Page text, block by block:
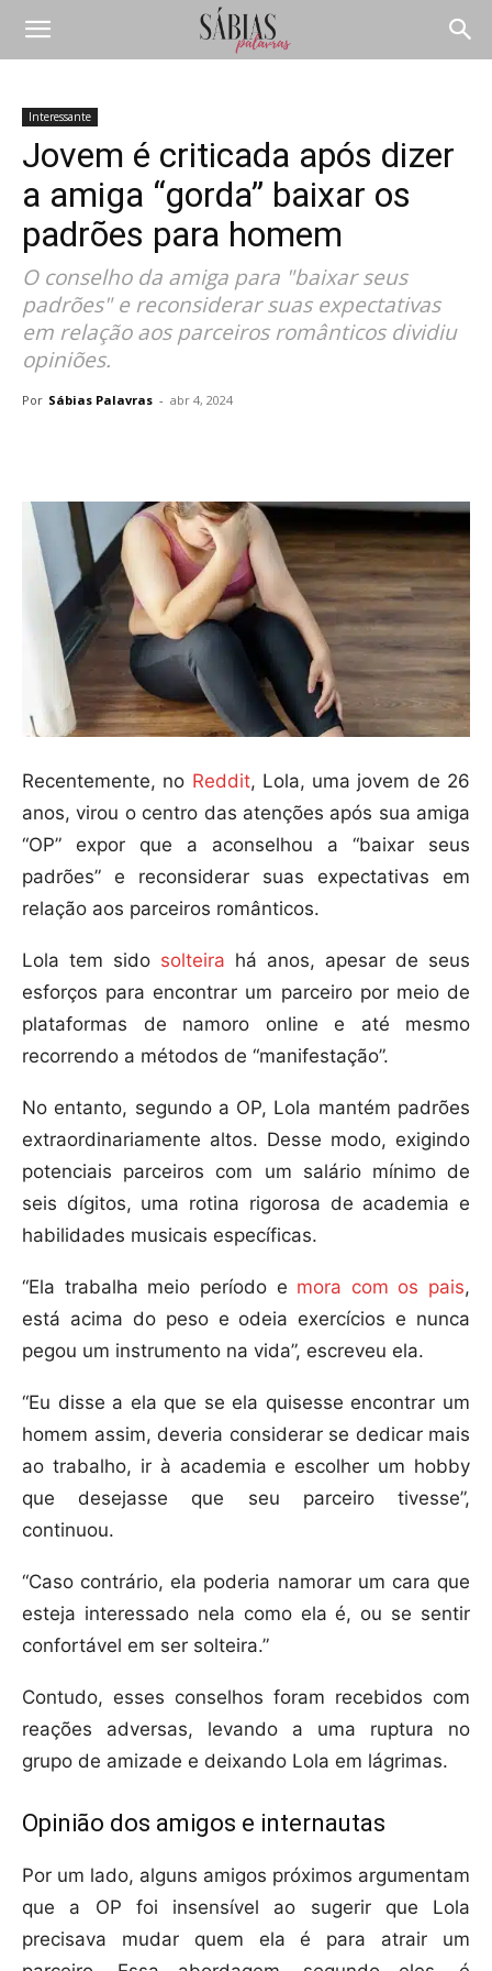
Interessante
Jovem é criticada após dizer
a amiga “gorda” baixar os
padrões para homem
O conselho da amiga para "baixar seus
padrões" e reconsiderar suas expectativas
em relação aos parceiros românticos dividiu
opiniões.
Por Sábias Palavras - abr 4, 2024
Recentemente, no Reddit, Lola, uma jovem de 26
anos, virou o centro das atenções após sua amiga
“OP” expor que a aconselhou a “baixar seus
padrões” e reconsiderar suas expectativas em
relação aos parceiros românticos.
Lola tem sido solteira há anos, apesar de seus
esforços para encontrar um parceiro por meio de
plataformas de namoro online e até mesmo
recorrendo a métodos de “manifestação”.
No entanto, segundo a OP, Lola mantém padrões
extraordinariamente altos. Desse modo, exigindo
potenciais parceiros com um salário mínimo de
seis dígitos, uma rotina rigorosa de academia e
habilidades musicais específicas.
“Ela trabalha meio período e mora com os pais,
está acima do peso e odeia exercícios e nunca
pegou um instrumento na vida”, escreveu ela.
“Eu disse a ela que se ela quisesse encontrar um
homem assim, deveria considerar se dedicar mais
ao trabalho, ir à academia e escolher um hobby
que desejasse que seu parceiro tivesse”,
continuou.
“Caso contrário, ela poderia namorar um cara que
esteja interessado nela como ela é, ou se sentir
confortável em ser solteira.”
Contudo, esses conselhos foram recebidos com
reações adversas, levando a uma ruptura no
grupo de amizade e deixando Lola em lágrimas.
Opinião dos amigos e internautas
Por um lado, alguns amigos próximos argumentam
que a OP foi insensível ao sugerir que Lola
precisava mudar quem ela é para atrair um